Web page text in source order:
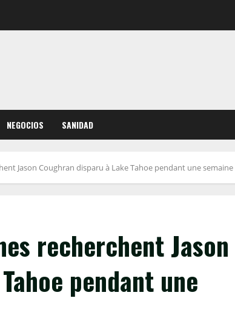
NEGOCIOS SANIDAD
Jason Coughran disparu à Lake Tahoe pendant une semaine
recherchent Jason
pendant une